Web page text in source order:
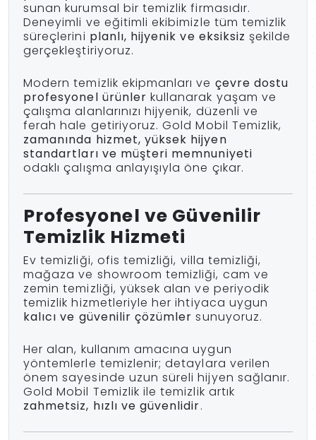
sunan kurumsal bir temizlik firmasıdır.
Deneyimli ve eğitimli ekibimizle tüm temizlik
süreçlerini planlı, hijyenik ve eksiksiz şekilde
gerçekleştiriyoruz.
Modern temizlik ekipmanları ve çevre dostu
profesyonel ürünler kullanarak yaşam ve
çalışma alanlarınızı hijyenik, düzenli ve
ferah hale getiriyoruz. Gold Mobil Temizlik,
zamanında hizmet, yüksek hijyen
standartları ve müşteri memnuniyeti
odaklı çalışma anlayışıyla öne çıkar.
Profesyonel ve Güvenilir
Temizlik Hizmeti
Ev temizliği, ofis temizliği, villa temizliği,
mağaza ve showroom temizliği, cam ve
zemin temizliği, yüksek alan ve periyodik
temizlik hizmetleriyle her ihtiyaca uygun
kalıcı ve güvenilir çözümler sunuyoruz.
Her alan, kullanım amacına uygun
yöntemlerle temizlenir; detaylara verilen
önem sayesinde uzun süreli hijyen sağlanır.
Gold Mobil Temizlik ile temizlik artık
zahmetsiz, hızlı ve güvenlidir.